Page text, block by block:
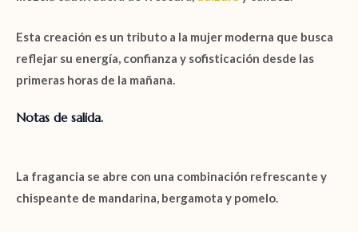
Esta creación es un tributo a la mujer moderna que busca
reflejar su energía, confianza y sofisticación desde las
primeras horas de la mañana.
Notas de salida.
La fragancia se abre con una combinación refrescante y
chispeante de mandarina bergamota y pomelo